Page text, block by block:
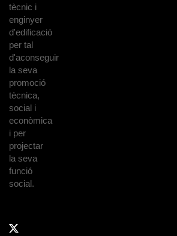
tècnic i
enginyer
d'edificació
per tal
d'aconseguir
la seva
promoció
tècnica,
social i
econòmica
i per
projectar
la seva
funció
social.